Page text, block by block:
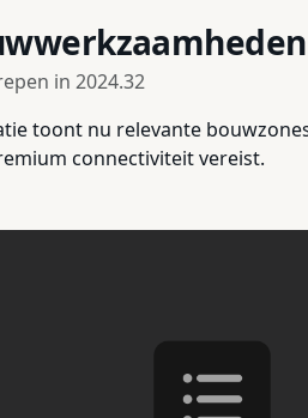
in 2024.32
toont nu relevante
connectiviteit vereist.